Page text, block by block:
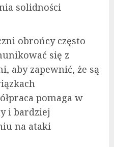
solidności
obrońcy często
się z
aby zapewnić, że są
pomaga w
i bardziej
na ataki